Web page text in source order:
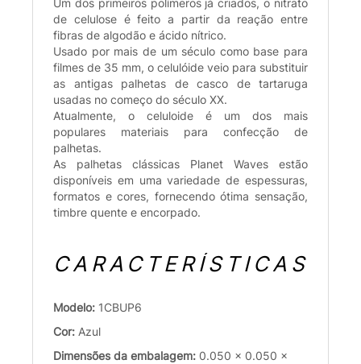
Um dos primeiros polímeros já criados, o nitrato
de celulose é feito a partir da reação entre
fibras de algodão e ácido nítrico.
Usado por mais de um século como base para
filmes de 35 mm, o celulóide veio para substituir
as antigas palhetas de casco de tartaruga
usadas no começo do século XX.
Atualmente, o celuloide é um dos mais
populares materiais para confecção de
palhetas.
As palhetas clássicas Planet Waves estão
disponíveis em uma variedade de espessuras,
formatos e cores, fornecendo ótima sensação,
timbre quente e encorpado.
CARACTERÍSTICAS
Modelo: 1CBUP6
Cor: Azul
Dimensões da embalagem: 0.050 x 0.050 x